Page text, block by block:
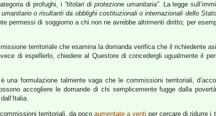
di profughi, i “titolari di protezione umanitaria”. La legge
o risultanti da obblighi costituzionali o internazionali dello
permessi di soggiorno a chi non ne avrebbe altrimenti diritto; per
territoriale che esamina la domanda verifica che il richiedente
di espellerlo, chiedere al Questore di concedergli ugualmente il
una formulazione talmente vaga che le commissioni territoriali,
accogliere le domande di chi semplicemente fugge dalla
territoriali, da poco aumentate a venti per cercare di ridurre i